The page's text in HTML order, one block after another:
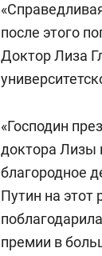
после этого
Доктор Лиза
«Господин
доктора Лизы
благородное
Путин на этот
премии в